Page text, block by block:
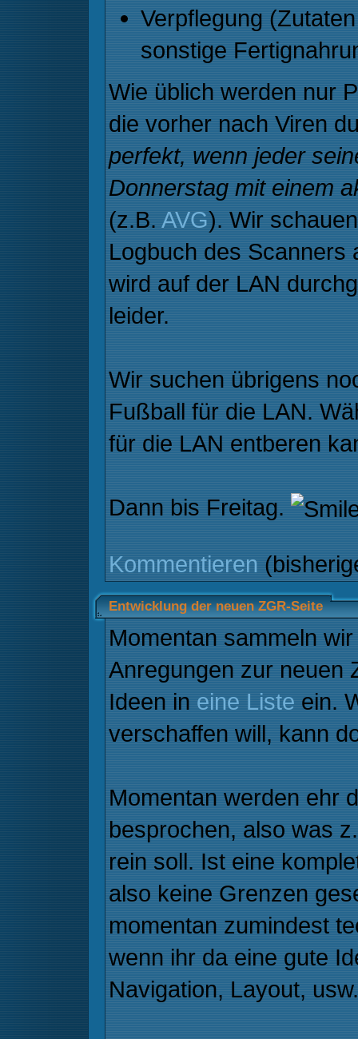
Verpflegung
sonstige
Wie üblich werden nur
die vorher nach Viren
perfekt, wenn jeder
Donnerstag mit einem
(z.B. AVG). Wir
Logbuch des Scanners
wird auf der LAN
leider.
Wir suchen übrigens
Fußball für die LAN.
für die LAN entberen
Dann bis Freitag.
Kommentieren
Entwicklung der neuen ZGR-Seite
Momentan sammeln
Anregungen zur neuen
Ideen in eine Liste ein.
verschaffen will, kann
Momentan werden ehr
besprochen, also was
rein soll. Ist eine
also keine Grenzen
momentan zumindest
wenn ihr da eine gute
Navigation, Layout,